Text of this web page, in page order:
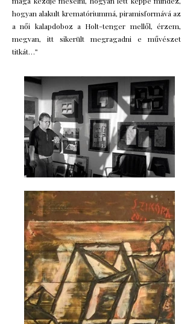
hogyan alakult krematóriummá, piramisformává az
a női kalapdoboz a Holt-tenger mellől, érzem,
megvan, itt sikerült megragadni e művészet
titkát…”